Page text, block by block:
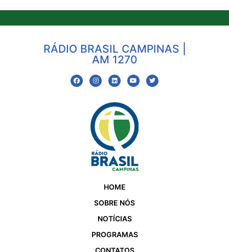
RÁDIO BRASIL CAMPINAS |
AM 1270
HOME
SOBRE NÓS
NOTÍCIAS
PROGRAMAS
CONTATOS